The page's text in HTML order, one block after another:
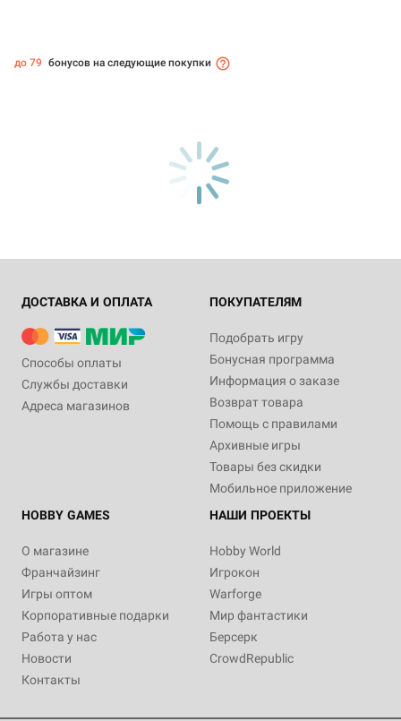
до 79 бонусов на следующие покупки
ДОСТАВКА И ОПЛАТА
Способы оплаты
Службы доставки
Адреса магазинов
ПОКУПАТЕЛЯМ
Подобрать игру
Бонусная программа
Информация о заказе
Возврат товара
Помощь с правилами
Архивные игры
Товары без скидки
Мобильное приложение
HOBBY GAMES
О магазине
Франчайзинг
Игры оптом
Корпоративные подарки
Работа у нас
Новости
Контакты
НАШИ ПРОЕКТЫ
Hobby World
Игрокон
Warforge
Мир фантастики
Берсерк
CrowdRepublic